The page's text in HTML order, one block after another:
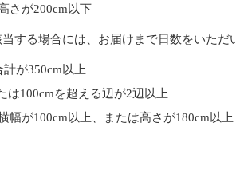
さが200cm以下
する場合には、お届けまで日数をいただ
が350cm以上
は100cmを超える辺が2辺以上
幅が100cm以上、または高さが180cm以上